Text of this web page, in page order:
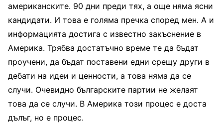
американските. 90 дни преди тях, а още няма ясни
кандидати. И това е голяма пречка според мен. А и
информацията достига с известно закъснение в
Америка. Трябва достатъчно време те да бъдат
проучени, да бъдат поставени едни срещу други в
дебати на идеи и ценности, а това няма да се
случи. Очевидно българските партии не желаят
това да се случи. В Америка този процес е доста
дълъг, но е процес.